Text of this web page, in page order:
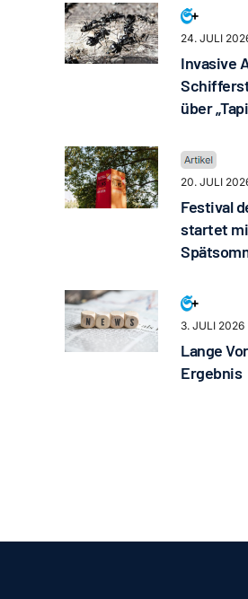
24. JULI
Invasive
über
20. JULI
Festival
startet
3. JULI 2026
Lange
Ergebnis